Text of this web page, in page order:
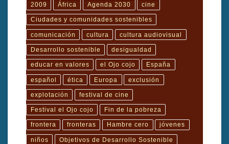
2009 África Agenda 2030 cine
Ciudades y comunidades sostenibles
comunicación cultura cultura audiovisual
Desarrollo sostenible desigualdad
educar en valores el Ojo cojo España
español ética Europa exclusión
explotación festival de cine
Festival el Ojo cojo Fin de la pobreza
frontera fronteras Hambre cero jóvenes
niños Objetivos de Desarrollo Sostenible